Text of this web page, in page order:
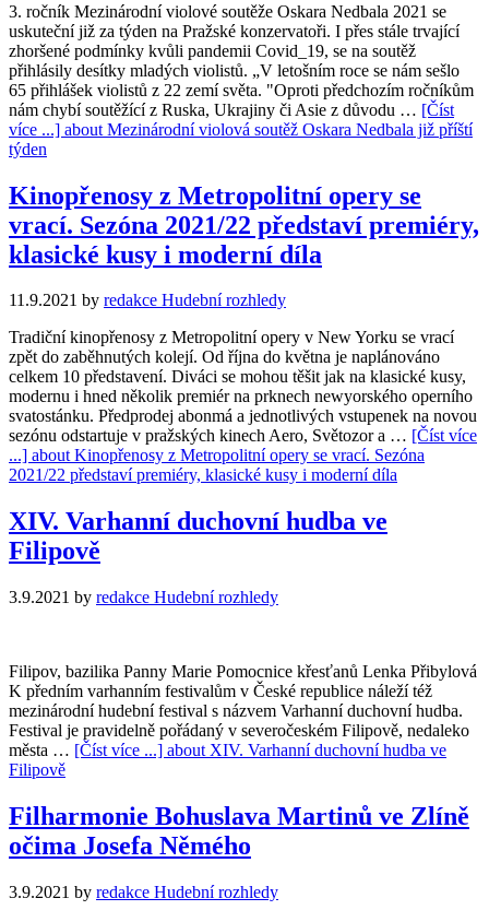
3. ročník Mezinárodní violové soutěže Oskara Nedbala 2021 se
uskuteční již za týden na Pražské konzervatoři. I přes stále trvající
zhoršené podmínky kvůli pandemii Covid_19, se na soutěž
přihlásily desítky mladých violistů. „V letošním roce se nám sešlo
65 přihlášek violistů z 22 zemí světa. "Oproti předchozím ročníkům
nám chybí soutěžící z Ruska, Ukrajiny či Asie z důvodu … [Číst
více ...] about Mezinárodní violová soutěž Oskara Nedbala již příští
týden
Kinopřenosy z Metropolitní opery se
vrací. Sezóna 2021/22 představí premiéry,
klasické kusy i moderní díla
11.9.2021 by redakce Hudební rozhledy
Tradiční kinopřenosy z Metropolitní opery v New Yorku se vrací
zpět do zaběhnutých kolejí. Od října do května je naplánováno
celkem 10 představení. Diváci se mohou těšit jak na klasické kusy,
modernu i hned několik premiér na prknech newyorského operního
svatostánku. Předprodej abonmá a jednotlivých vstupenek na novou
sezónu odstartuje v pražských kinech Aero, Světozor a … [Číst více
...] about Kinopřenosy z Metropolitní opery se vrací. Sezóna
2021/22 představí premiéry, klasické kusy i moderní díla
XIV. Varhanní duchovní hudba ve
Filipově
3.9.2021 by redakce Hudební rozhledy
Filipov, bazilika Panny Marie Pomocnice křesťanů Lenka Přibylová
K předním varhanním festivalům v České republice náleží též
mezinárodní hudební festival s názvem Varhanní duchovní hudba.
Festival je pravidelně pořádaný v severočeském Filipově, nedaleko
města … [Číst více ...] about XIV. Varhanní duchovní hudba ve
Filipově
Filharmonie Bohuslava Martinů ve Zlíně
očima Josefa Němého
3.9.2021 by redakce Hudební rozhledy